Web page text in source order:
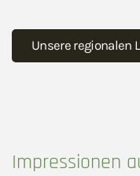
Unsere regionalen
Impressionen